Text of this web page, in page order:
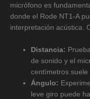
micrófono es
donde el Rode NT1-A
interpretación acústica.
Distancia:
de sonido y el
centímetros suele
Ángulo:
leve giro puede